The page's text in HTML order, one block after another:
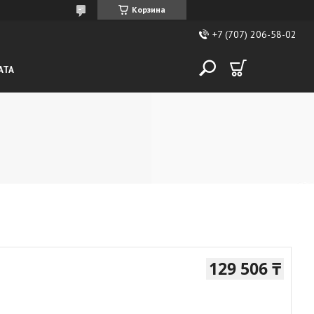
Корзина
+7 (707) 206-58-02
129 506 ₸